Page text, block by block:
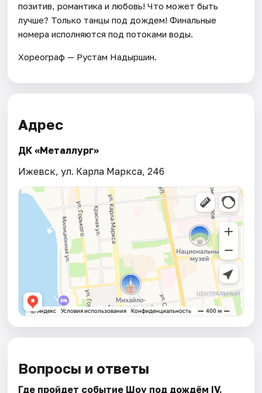
позитив, романтика и любовь! Что может быть
лучше? Только танцы под дождем! Финальные
номера исполняются под потоками воды.
Хореограф — Рустам Надыршин.
Адрес
ДК «Металлург»
Ижевск, ул. Карла Маркса, 246
Вопросы и ответы
Где пройдет событие Шоу под дождём IV.